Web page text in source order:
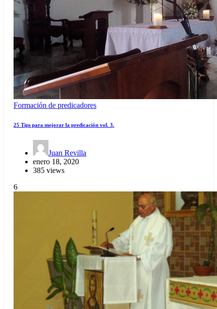
Formación de predicadores
25 Tips para mejorar la predicación vol. 3.
Juan Revilla
enero 18, 2020
385 views
6